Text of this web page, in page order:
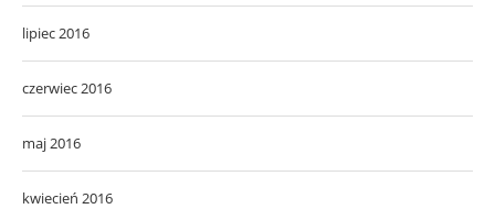
lipiec 2016
czerwiec 2016
maj 2016
kwiecień 2016